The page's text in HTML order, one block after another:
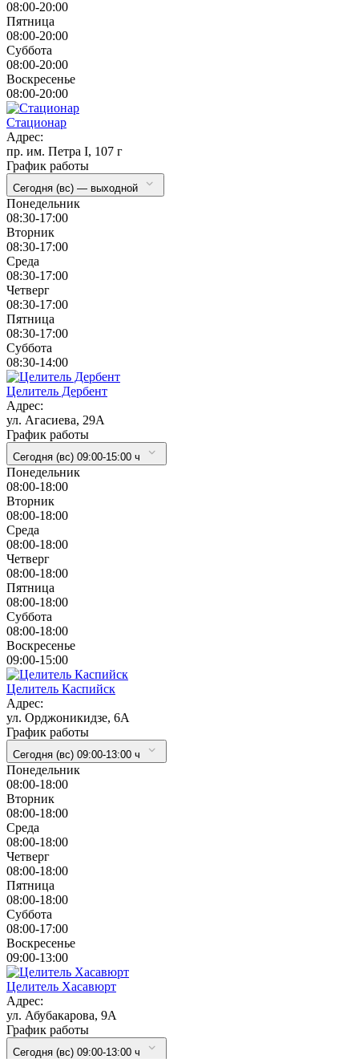
08:00-20:00
Пятница
08:00-20:00
Суббота
08:00-20:00
Воскресенье
08:00-20:00
Стационар
Адрес:
пр. им. Петра I, 107 г
График работы
Сегодня (вс) — выходной
Понедельник
08:30-17:00
Вторник
08:30-17:00
Cреда
08:30-17:00
Четверг
08:30-17:00
Пятница
08:30-17:00
Суббота
08:30-14:00
Целитель Дербент
Адрес:
ул. Агасиева, 29А
График работы
Сегодня (вс) 09:00-15:00 ч
Понедельник
08:00-18:00
Вторник
08:00-18:00
Cреда
08:00-18:00
Четверг
08:00-18:00
Пятница
08:00-18:00
Суббота
08:00-18:00
Воскресенье
09:00-15:00
Целитель Каспийск
Адрес:
ул. Орджоникидзе, 6А
График работы
Сегодня (вс) 09:00-13:00 ч
Понедельник
08:00-18:00
Вторник
08:00-18:00
Cреда
08:00-18:00
Четверг
08:00-18:00
Пятница
08:00-18:00
Суббота
08:00-17:00
Воскресенье
09:00-13:00
Целитель Хасавюрт
Адрес:
ул. Абубакарова, 9А
График работы
Сегодня (вс) 09:00-13:00 ч